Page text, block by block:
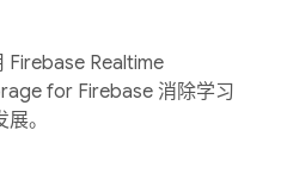
Firebase Realtime
for Firebase 消除学习
。